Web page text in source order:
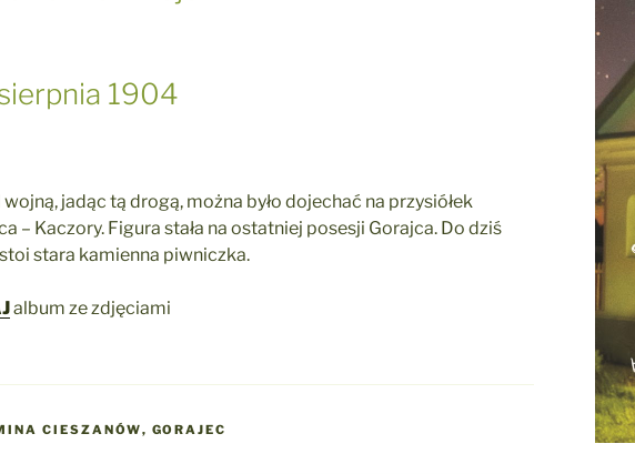
1904
wojną, jadąc tą drogą, można było dojechać na przysiółek
– Kaczory. Figura stała na ostatniej posesji Gorajca. Do dziś
stara kamienna piwniczka.
album ze zdjęciami
CIESZANÓW, GORAJEC